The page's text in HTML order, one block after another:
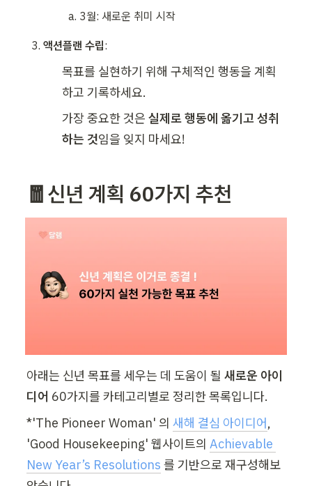
3월: 새로운 취미 시작
액션플랜 수립:
목표를 실현하기 위해 구체적인 행동을 계획
하고 기록하세요.
가장 중요한 것은 실제로 행동에 옮기고 성취
하는 것임을 잊지 마세요!
🧧신년 계획 60가지 추천
아래는 신년 목표를 세우는 데 도움이 될 새로운 아이
디어 60가지를 카테고리별로 정리한 목록입니다.
*'The Pioneer Woman' 의 새해 결심 아이디어,
'Good Housekeeping' 웹사이트의 Achievable
New Year’s Resolutions 를 기반으로 재구성해보